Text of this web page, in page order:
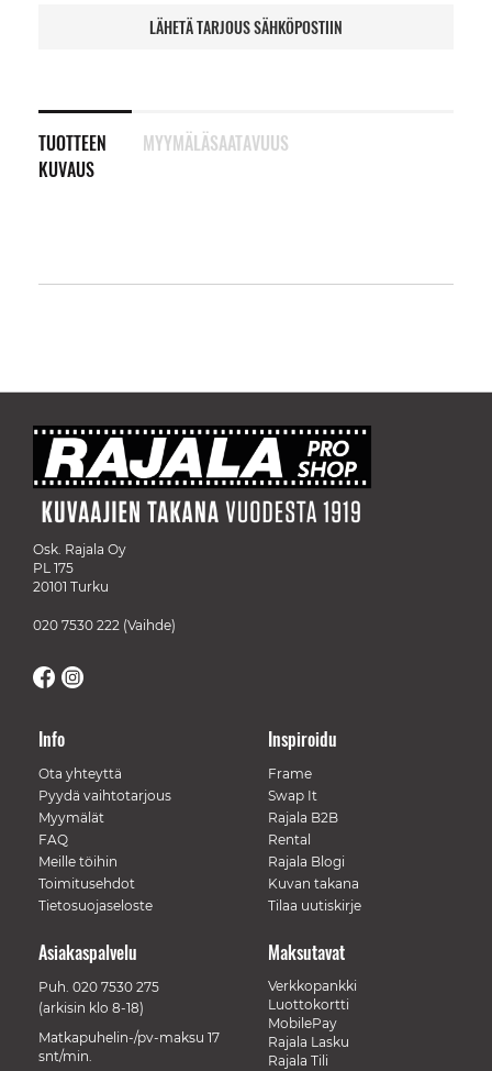
LÄHETÄ TARJOUS SÄHKÖPOSTIIN
TUOTTEEN
KUVAUS
MYYMÄLÄSAATAVUUS
Osk. Rajala Oy
PL 175
20101 Turku
020 7530 222 (Vaihde)
Info
Ota yhteyttä
Pyydä vaihtotarjous
Myymälät
FAQ
Meille töihin
Toimitusehdot
Tietosuojaseloste
Inspiroidu
Frame
Swap It
Rajala B2B
Rental
Rajala Blogi
Kuvan takana
Tilaa uutiskirje
Maksutavat
Verkkopankki
Luottokortti
MobilePay
Rajala Lasku
Rajala Tili
Asiakaspalvelu
Puh. 020 7530 275
(arkisin klo 8-18)
Matkapuhelin-/pv-maksu 17
snt/min.